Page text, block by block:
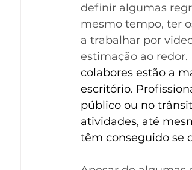
definir algumas
mesmo tempo, ter
a trabalhar por
estimação ao redor.
colabores estão a
escritório.
público ou no
atividades, até
têm conseguido se